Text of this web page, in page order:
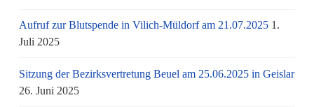
Aufruf zur Blutspende in Vilich-Müldorf am 21.07.2025 1.
Juli 2025
Sitzung der Bezirksvertretung Beuel am 25.06.2025 in Geislar
26. Juni 2025